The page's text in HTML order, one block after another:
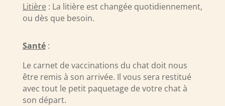
Litière: La litière est changée quotidiennement,
ou dès que besoin.
Santé:
Le carnet de vaccinations du chat doit nous
être remis à son arrivée. Il vous sera restitué
avec tout le petit paquetage de votre chat à
son départ.